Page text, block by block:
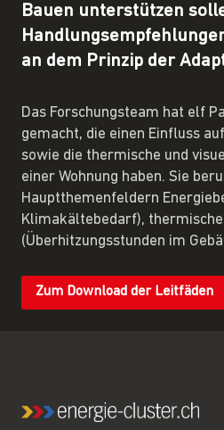
Bauen unterstützen
an dem Prinzip der
Das Forschungsteam hat elf
gemacht, die einen Einfluss
sowie die thermische und
einer Wohnung haben. Sie
Hauptthemenfeldern
Klimakältebedarf),
(Überhitzungsstunden im
Zum Download der Leitfäden